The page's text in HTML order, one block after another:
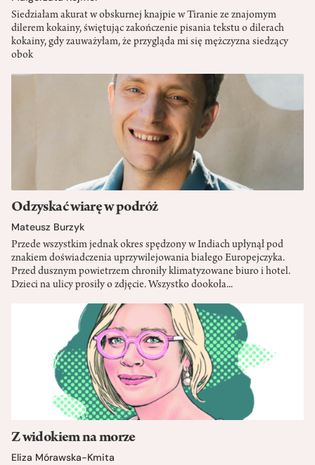
Siedziałam akurat w obskurnej knajpie w Tiranie ze znajomym
dilerem kokainy, świętując zakończenie pisania tekstu o dilerach
kokainy, gdy zauważyłam, że przygląda mi się mężczyzna siedzący
obok
Odzyskać wiarę w podróż
Mateusz Burzyk
Przede wszystkim jednak okres spędzony w Indiach upłynął pod
znakiem doświadczenia uprzywilejowania białego Europejczyka.
Przed dusznym powietrzem chroniły klimatyzowane biuro i hotel.
Dzieci na ulicy prosiły o zdjęcie. Wszystko dookoła...
Z widokiem na morze
Eliza Mórawska-Kmita